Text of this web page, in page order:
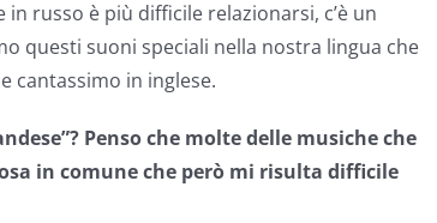
russo è più difficile relazionarsi, c’è un
questi suoni speciali nella nostra lingua che
cantassimo in inglese.
Penso che molte delle musiche che
in comune che però mi risulta difficile